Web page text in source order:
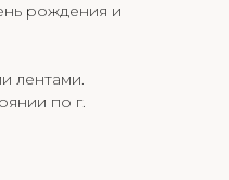
рождения и
лентами.
по г.